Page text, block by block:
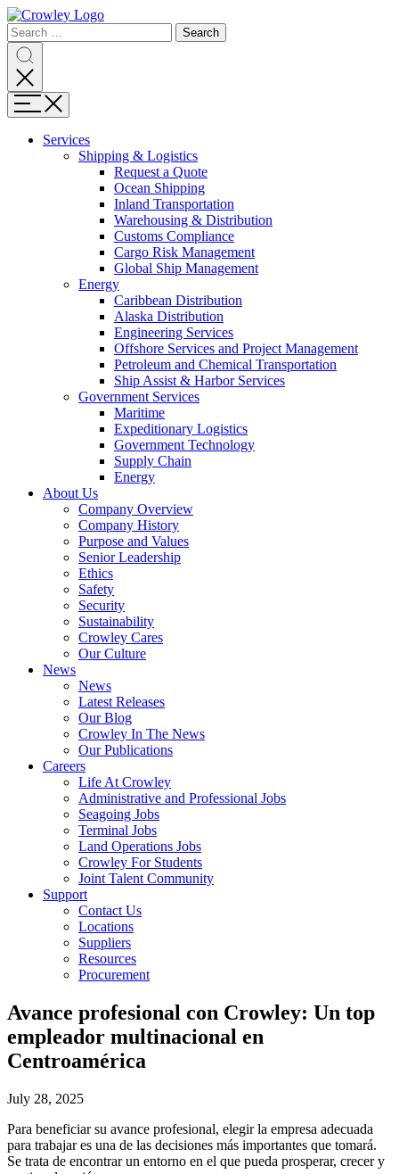
Page
Sections
content
Skip
search
Search
for:
SearchSearch
Search
Menu
Services
Shipping & LogisticsExpand
Shipping
&
Logistics
Request a Quote
Ocean Shipping
Inland Transportation
Warehousing & Distribution
Customs Compliance
Cargo Risk Management
Global Ship Management
EnergyExpand
Energy
Caribbean Distribution
Alaska Distribution
Engineering Services
Offshore Services and Project Management
Petroleum and Chemical Transportation
Ship Assist & Harbor Services
Government ServicesExpand
Services
Maritime
Expeditionary Logistics
Government Technology
Supply Chain
Energy
About Us
Company Overview
Company History
Purpose and Values
Senior Leadership
Ethics
Safety
Security
Sustainability
Crowley Cares
Our Culture
News
News
Latest Releases
Our Blog
Crowley In The News
Our Publications
Careers
Life At Crowley
Administrative and Professional Jobs
Seagoing Jobs
Terminal Jobs
Land Operations Jobs
Crowley For Students
Joint Talent Community
Support
Contact Us
Locations
Suppliers
Resources
Procurement
Avance profesional con Crowley: Un top
empleador multinacional en
Centroamérica
July 28, 2025
Para beneficiar su avance profesional, elegir la empresa adecuada
para trabajar es una de las decisiones más importantes que tomará.
Se trata de encontrar un entorno en el que pueda prosperar, crecer y